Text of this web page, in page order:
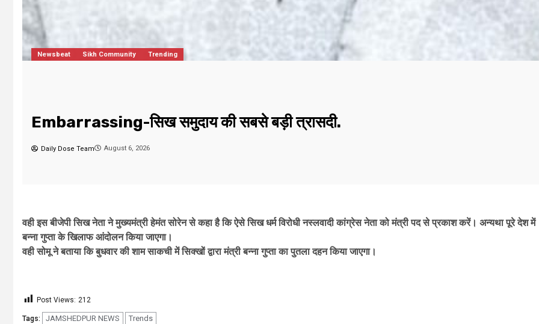
jamshedpur-जरुरतमंद एवं गरीब मरीजों की मदद करने का सुनहरा मौका, दवाईयों की सेवा
करके पुण्य लाभ कमाएं।
Daily Dose Team August 5, 2026
वही इस बीजेपी सिख नेता ने मुख्यमंत्री हेमंत सोरेन से कहा है कि ऐसे सिख धर्म विरोधी नस्लवादी कांग्रेस नेता को मंत्री पद से प्रकाश करें। अन्यथा पूरे देश में
बन्ना गुप्ता के खिलाफ आंदोलन किया जाएगा।
वही सोमू ने बताया कि बुधवार की शाम साकची में सिक्खों द्वारा मंत्री बन्ना गुप्ता का पुतला दहन किया जाएगा।
Post Views: 212
Tags: JAMSHEDPUR NEWS Trends